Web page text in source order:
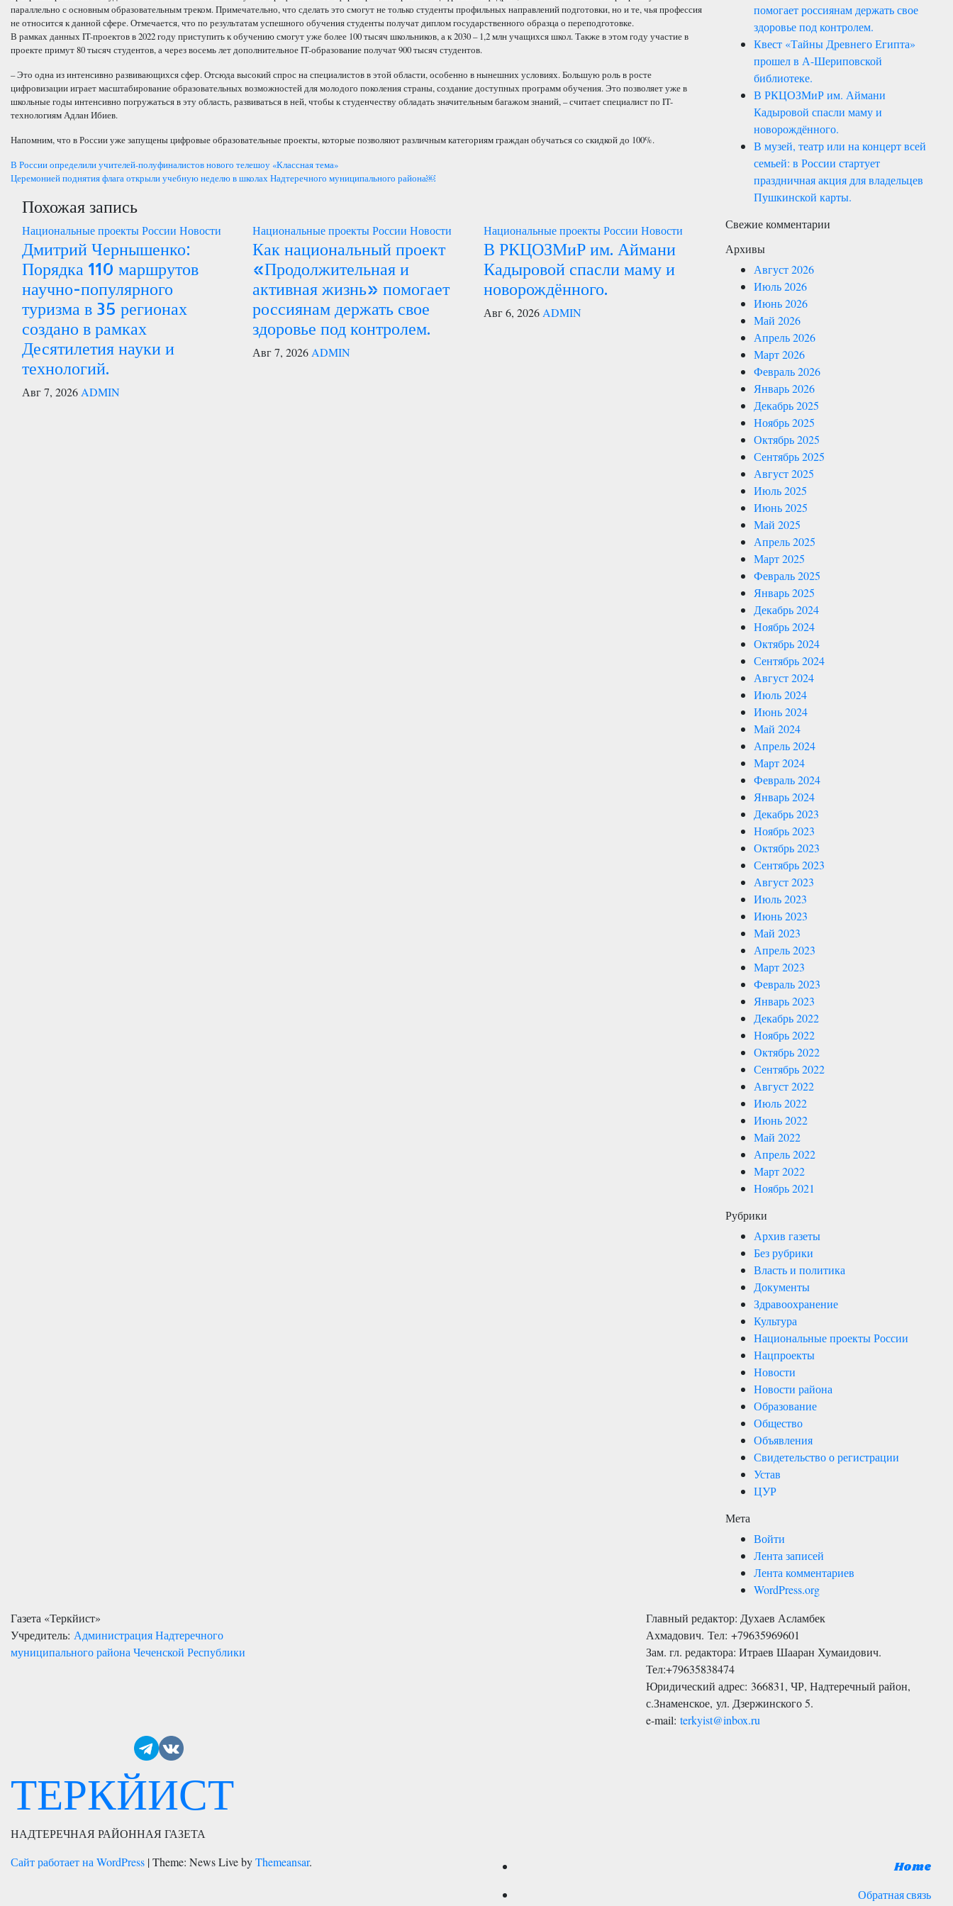
параллельно с основным образовательным треком. Примечательно, что сделать это смогут не только студенты профильных направлений подготовки, но и те, чья профессия
не относится к данной сфере. Отмечается, что по результатам успешного обучения студенты получат диплом государственного образца о переподготовке.
В рамках данных IT-проектов в 2022 году приступить к обучению смогут уже более 100 тысяч школьников, а к 2030 – 1,2 млн учащихся школ. Также в этом году участие в
проекте примут 80 тысяч студентов, а через восемь лет дополнительное IT-образование получат 900 тысяч студентов.
– Это одна из интенсивно развивающихся сфер. Отсюда высокий спрос на специалистов в этой области, особенно в нынешних условиях. Большую роль в росте
цифровизации играет масштабирование образовательных возможностей для молодого поколения страны, создание доступных программ обучения. Это позволяет уже в
школьные годы интенсивно погружаться в эту область, развиваться в ней, чтобы к студенчеству обладать значительным багажом знаний, – считает специалист по IT-
технологиям Адлан Ибиев.
Напомним, что в России уже запущены цифровые образовательные проекты, которые позволяют различным категориям граждан обучаться со скидкой до 100%.
Навигация
по
записям
В России определили учителей-полуфиналистов нового телешоу «Классная тема»
Церемонией поднятия флага открыли учебную неделю в школах Надтеречного муниципального района￼
Похожая запись
Национальные проекты России Новости
Дмитрий Чернышенко:
Порядка 110 маршрутов
научно-популярного
туризма в 35 регионах
создано в рамках
Десятилетия науки и
технологий.
Авг 7, 2026 ADMIN
Национальные проекты РоссииНовости
Как национальный проект
«Продолжительная и
активная жизнь» помогает
россиянам держать свое
здоровье под контролем.
Авг 7, 2026 ADMIN
Национальные проекты России Новости
В РКЦОЗМиР им. Аймани
Кадыровой спасли маму и
новорождённого.
Авг 6, 2026 ADMIN
помогает россиянам держать свое
здоровье под контролем.
Квест «Тайны Древнего Египта»
прошел в А-Шериповской
библиотеке.
В РКЦОЗМиР им. Аймани
Кадыровой спасли маму и
новорождённого.
В музей, театр или на концерт всей
семьей: в России стартует
праздничная акция для владельцев
Пушкинской карты.
Свежие комментарии
Архивы
Август 2026
Июль 2026
Июнь 2026
Май 2026
Апрель 2026
Март 2026
Февраль 2026
Январь 2026
Декабрь 2025
Ноябрь 2025
Октябрь 2025
Сентябрь 2025
Август 2025
Июль 2025
Июнь 2025
Май 2025
Апрель 2025
Март 2025
Февраль 2025
Январь 2025
Декабрь 2024
Ноябрь 2024
Октябрь 2024
Сентябрь 2024
Август 2024
Июль 2024
Июнь 2024
Май 2024
Апрель 2024
Март 2024
Февраль 2024
Январь 2024
Декабрь 2023
Ноябрь 2023
Октябрь 2023
Сентябрь 2023
Август 2023
Июль 2023
Июнь 2023
Май 2023
Апрель 2023
Март 2023
Февраль 2023
Январь 2023
Декабрь 2022
Ноябрь 2022
Октябрь 2022
Сентябрь 2022
Август 2022
Июль 2022
Июнь 2022
Май 2022
Апрель 2022
Март 2022
Ноябрь 2021
Рубрики
Архив газеты
Без рубрики
Власть и политика
Документы
Здравоохранение
Культура
Национальные проекты России
Нацпроекты
Новости
Новости района
Образование
Общество
Объявления
Свидетельство о регистрации
Устав
ЦУР
Мета
Войти
Лента записей
Лента комментариев
WordPress.org
Газета «Теркйист»
Учредитель: Администрация Надтеречного
муниципального района Чеченской Республики
Главный редактор: Духаев Асламбек
Ахмадович. Тел: +79635969601
Зам. гл. редактора: Итраев Шааран Хумаидович.
Тел:+79635838474
Юридический адрес: 366831, ЧР, Надтеречный район,
с.Знаменское, ул. Дзержинского 5.
e-mail: terkyist@inbox.ru
ТЕРКЙИСТ
НАДТЕРЕЧНАЯ РАЙОННАЯ ГАЗЕТА
Сайт работает на WordPress |Theme: News Live byThemeansar.
Home
Обратная связь